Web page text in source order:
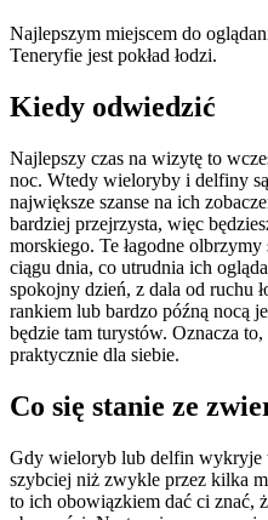
Najlepszym miejscem do
Teneryfie jest pokład łodzi.
Kiedy odwiedzić
Najlepszy czas na wizytę to
noc. Wtedy wieloryby i delfiny
największe szanse na ich
bardziej przejrzysta, więc
morskiego. Te łagodne
ciągu dnia, co utrudnia ich
spokojny dzień, z dala od ruchu
rankiem lub bardzo późną nocą
będzie tam turystów. Oznacza
praktycznie dla siebie.
Co się stanie ze
Gdy wieloryb lub delfin wykryje
szybciej niż zwykle przez kilka
to ich obowiązkiem dać ci znać,